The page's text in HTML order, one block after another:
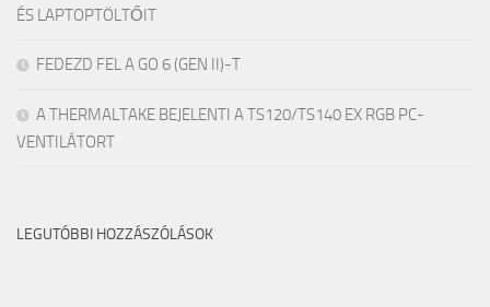
ÉS LAPTOPTÖLTŐIT
FEDEZD FEL A GO 6 (GEN II)-T
A THERMALTAKE BEJELENTI A TS120/TS140 EX RGB PC-
VENTILÁTORT
LEGUTÓBBI HOZZÁSZÓLÁSOK